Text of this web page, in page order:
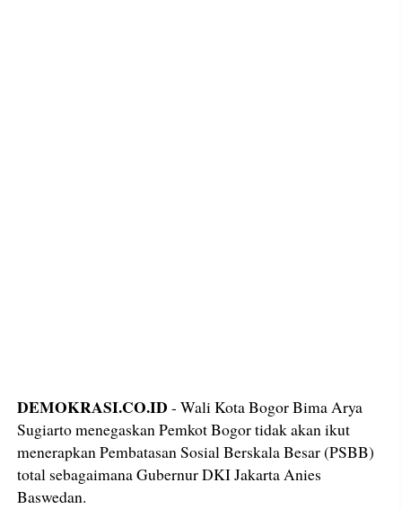
DEMOKRASI.CO.ID - Wali Kota Bogor Bima Arya
Sugiarto menegaskan Pemkot Bogor tidak akan ikut
menerapkan Pembatasan Sosial Berskala Besar (PSBB)
total sebagaimana Gubernur DKI Jakarta Anies
Baswedan.